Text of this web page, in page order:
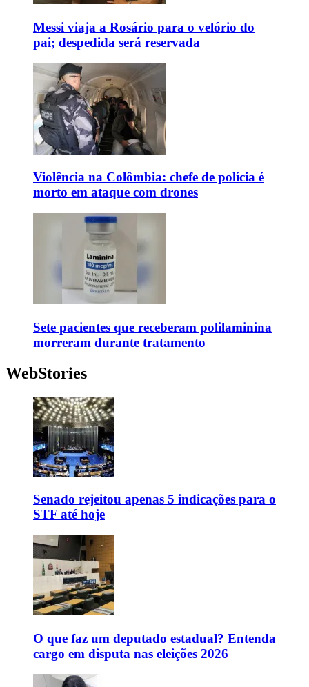
Messi viaja a Rosário para o velório do
pai; despedida será reservada
Violência na Colômbia: chefe de polícia é
morto em ataque com drones
Sete pacientes que receberam polilaminina
morreram durante tratamento
WebStories
Senado rejeitou apenas 5 indicações para o
STF até hoje
O que faz um deputado estadual? Entenda
cargo em disputa nas eleições 2026